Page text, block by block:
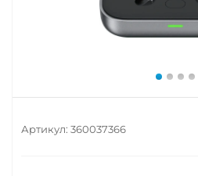
Артикул: 360037366